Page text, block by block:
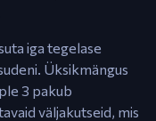
iga tegelase
Üksikmängus
3 pakub
väljakutseid, mis